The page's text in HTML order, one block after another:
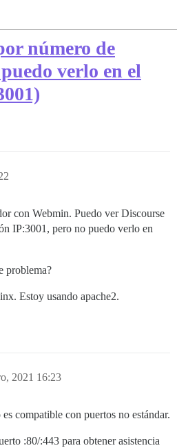
número de
verlo en el
con Webmin. Puedo ver Discourse
IP:3001, pero no puedo verlo en
problema?
Estoy usando apache2.
2021 16:23
compatible con puertos no estándar.
:80/:443 para obtener asistencia